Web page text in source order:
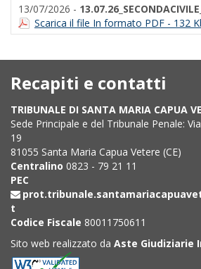
13/07/2026 -
Scarica il file In formato PDF - 132
Recapiti e contatti
TRIBUNALE DI SANTA MARIA CAPUA
Sede Principale e del Tribunale Penale:
19
81055 Santa Maria Capua Vetere (CE)
Centralino 0823 - 79 21 11
PEC
t
Codice Fiscale 80011750611
Sito web realizzato da Aste Giudiziarie